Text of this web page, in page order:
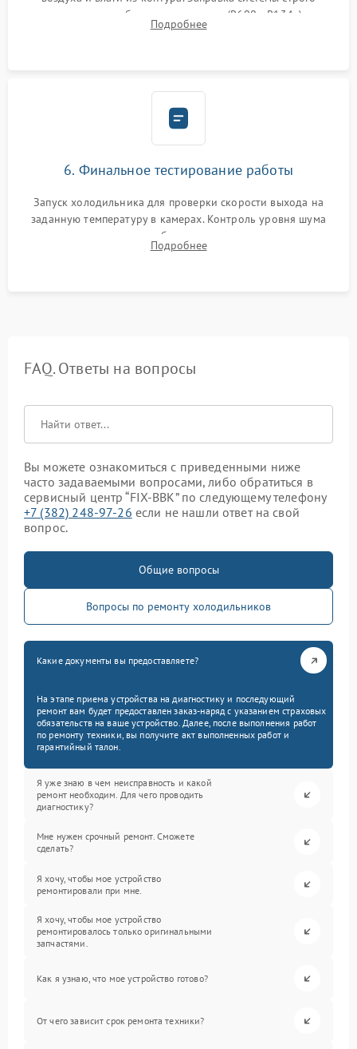
дозированным объемом хладагента (R600a, R134a) по
электронным весам. Контроль рабочего давления в системе.
Подробнее
6. Финальное тестирование работы
Запуск холодильника для проверки скорости выхода на
заданную температуру в камерах. Контроль уровня шума
компрессора, отсутствия обмерзания стенок и корректного
срабатывания системы автоматической оттайки.
Подробнее
FAQ. Ответы на вопросы
Вы можете ознакомиться с приведенными ниже
часто задаваемыми вопросами, либо обратиться в
сервисный центр “FIX-BBK” по следующему телефону
+7 (382) 248-97-26 если не нашли ответ на свой
вопрос.
Общие вопросы
Вопросы по ремонту холодильников
Какие документы вы предоставляете?
На этапе приема устройства на диагностику и последующий
ремонт вам будет предоставлен заказ-наряд с указанием страховых
обязательств на ваше устройство. Далее, после выполнения работ
по ремонту техники, вы получите акт выполненных работ и
гарантийный талон.
Я уже знаю в чем неисправность и какой
ремонт необходим. Для чего проводить
диагностику?
Мне нужен срочный ремонт. Сможете
сделать?
Я хочу, чтобы мое устройство
ремонтировали при мне.
Я хочу, чтобы мое устройство
ремонтировалось только оригинальными
запчастями.
Как я узнаю, что мое устройство готово?
От чего зависит срок ремонта техники?